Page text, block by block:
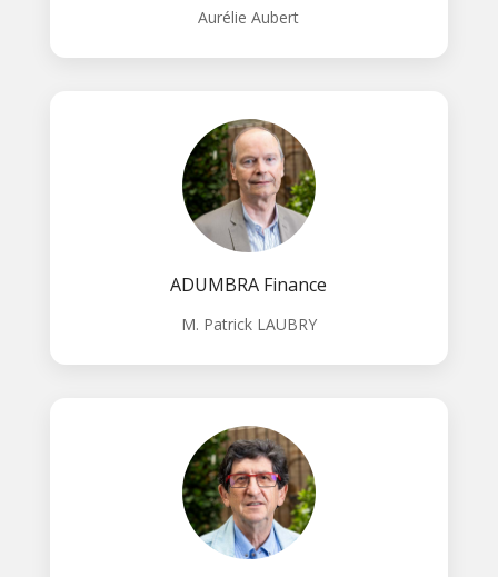
Aurélie Aubert
ADUMBRA Finance
M. Patrick LAUBRY